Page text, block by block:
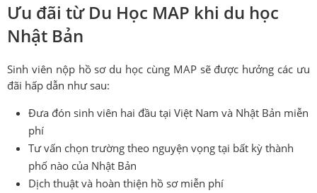
Ưu đãi từ Du Học MAP khi du học
Nhật Bản
Sinh viên nộp hồ sơ du học cùng MAP sẽ được hưởng các ưu
đãi hấp dẫn như sau:
Đưa đón sinh viên hai đầu tại Việt Nam và Nhật Bản miễn
phí
Tư vấn chọn trường theo nguyện vọng tại bất kỳ thành
phố nào của Nhật Bản
Dịch thuật và hoàn thiện hồ sơ miễn phí